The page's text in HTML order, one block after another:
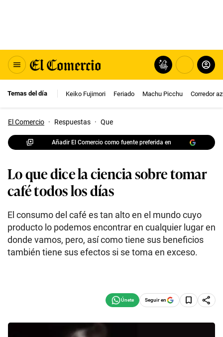
Temas del día Keiko Fujimori Feriado Machu Picchu Corredor
El Comercio · Respuestas · Que
Añadir El Comercio como fuente preferida en
Lo que dice la ciencia sobre tomar
café todos los días
El consumo del café es tan alto en el mundo cuyo
producto lo podemos encontrar en cualquier lugar en
donde vamos, pero, así como tiene sus beneficios
también tiene sus efectos si se toma en exceso.
Seguir en